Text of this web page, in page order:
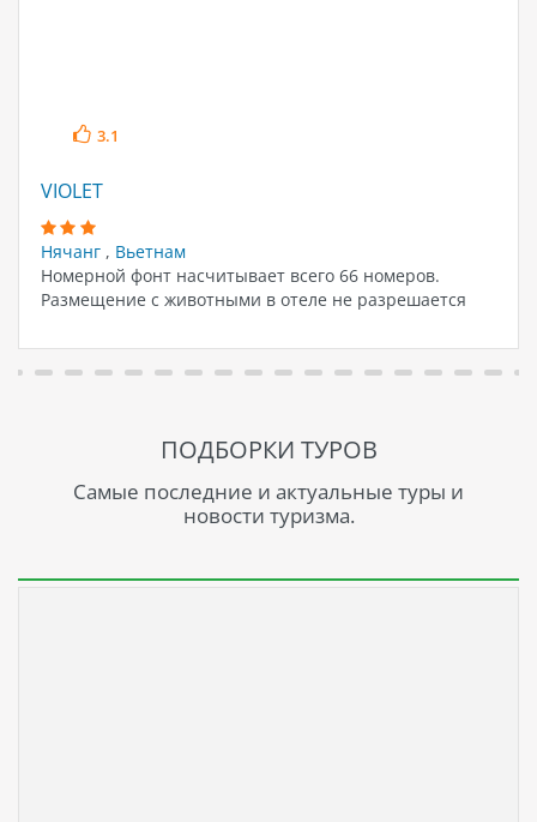
3.1
VIOLET
Нячанг , Вьетнам
Номерной фонт насчитывает всего 66 номеров.
Размещение с животными в отеле не разрешается
ПОДБОРКИ ТУРОВ
Самые последние и актуальные туры и
новости туризма.